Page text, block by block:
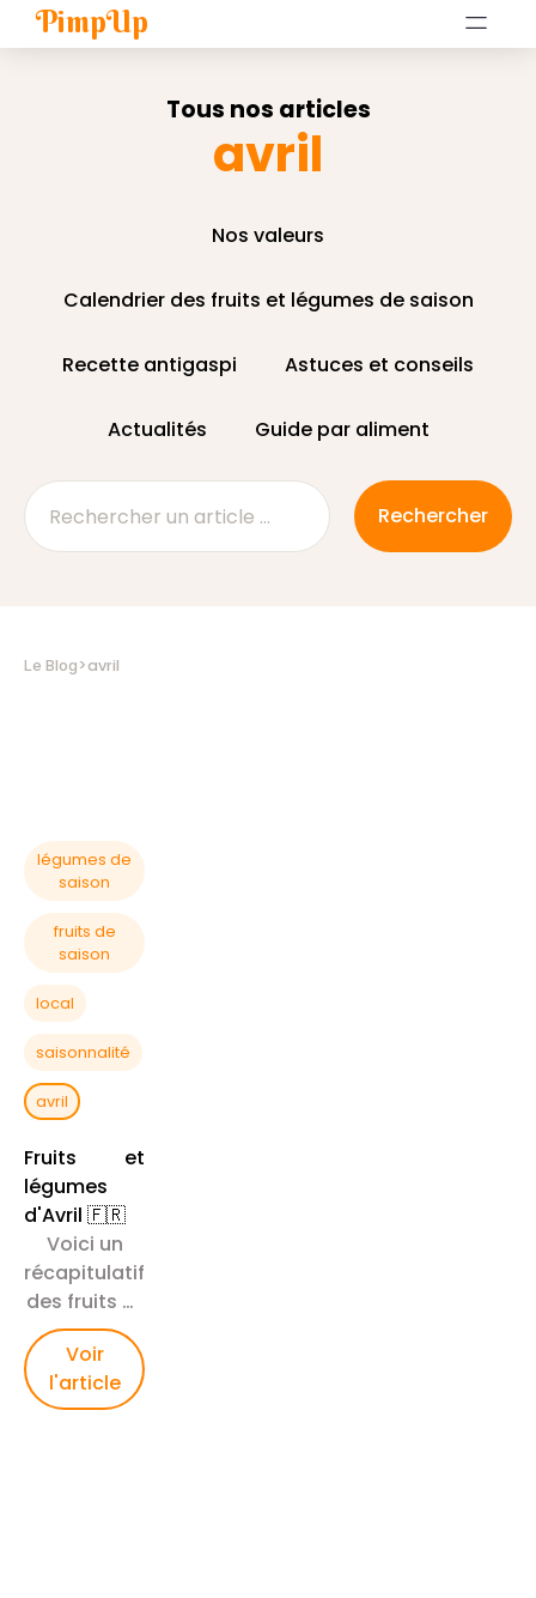
PimpUp
Tous nos articles
avril
Nos valeurs
Calendrier des fruits et légumes de saison
Recette antigaspi Astuces et conseils
Actualités Guide par aliment
Le Blog >avril
légumes de
saison
fruits de
saison
local
saisonnalité
avril
Fruits et
légumes
d'Avril 🇫🇷
Voici un
récapitulatif
des fruits et
légumes de
saison à
manger au
mois d'Avril
Voir
l'article